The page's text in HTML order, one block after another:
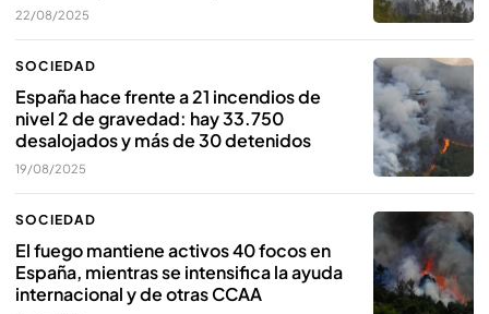
22/08/2025
SOCIEDAD
España hace frente a 21 incendios de
nivel 2 de gravedad: hay 33.750
desalojados y más de 30 detenidos
19/08/2025
SOCIEDAD
El fuego mantiene activos 40 focos en
España, mientras se intensifica la ayuda
internacional y de otras CCAA